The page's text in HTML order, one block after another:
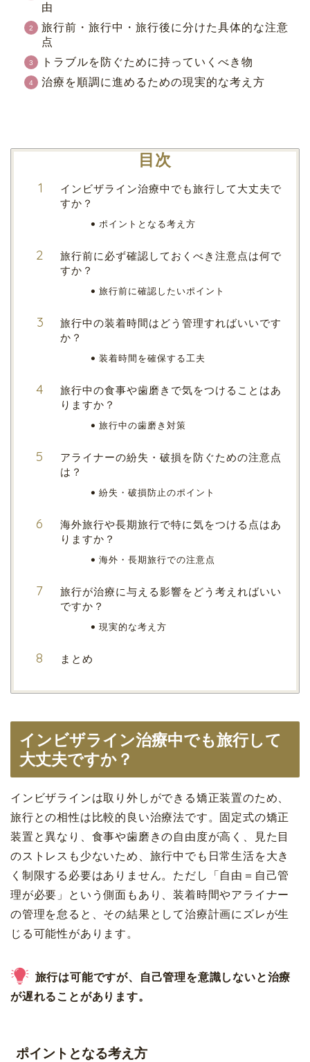
由
旅行前・旅行中・旅行後に分けた具体的な注意
点
トラブルを防ぐために持っていくべき物
治療を順調に進めるための現実的な考え方
目次
インビザライン治療中でも旅行して大丈夫で
すか？
ポイントとなる考え方
旅行前に必ず確認しておくべき注意点は何で
すか？
旅行前に確認したいポイント
旅行中の装着時間はどう管理すればいいです
か？
装着時間を確保する工夫
旅行中の食事や歯磨きで気をつけることはあ
りますか？
旅行中の歯磨き対策
アライナーの紛失・破損を防ぐための注意点
は？
紛失・破損防止のポイント
海外旅行や長期旅行で特に気をつける点はあ
りますか？
海外・長期旅行での注意点
旅行が治療に与える影響をどう考えればいい
ですか？
現実的な考え方
まとめ
インビザライン治療中でも旅行して
大丈夫ですか？
インビザラインは取り外しができる矯正装置のため、
旅行との相性は比較的良い治療法です。固定式の矯正
装置と異なり、食事や歯磨きの自由度が高く、見た目
のストレスも少ないため、旅行中でも日常生活を大き
く制限する必要はありません。ただし「自由＝自己管
理が必要」という側面もあり、装着時間やアライナー
の管理を怠ると、その結果として治療計画にズレが生
じる可能性があります。
旅行は可能ですが、自己管理を意識しないと治療
が遅れることがあります。
ポイントとなる考え方